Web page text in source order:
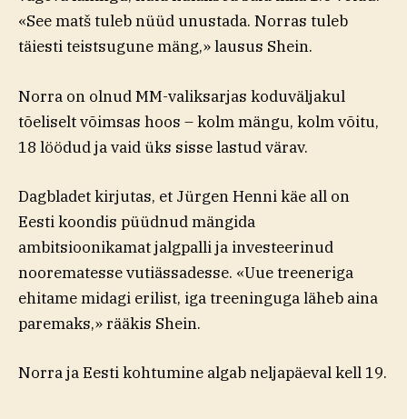
«See matš tuleb nüüd unustada. Norras tuleb
täiesti teistsugune mäng,» lausus Shein.
Norra on olnud MM-valiksarjas koduväljakul
tõeliselt võimsas hoos – kolm mängu, kolm võitu,
18 löödud ja vaid üks sisse lastud värav.
Dagbladet kirjutas, et Jürgen Henni käe all on
Eesti koondis püüdnud mängida
ambitsioonikamat jalgpalli ja investeerinud
noorematesse vutiässadesse. «Uue treeneriga
ehitame midagi erilist, iga treeninguga läheb aina
paremaks,» rääkis Shein.
Norra ja Eesti kohtumine algab neljapäeval kell 19.